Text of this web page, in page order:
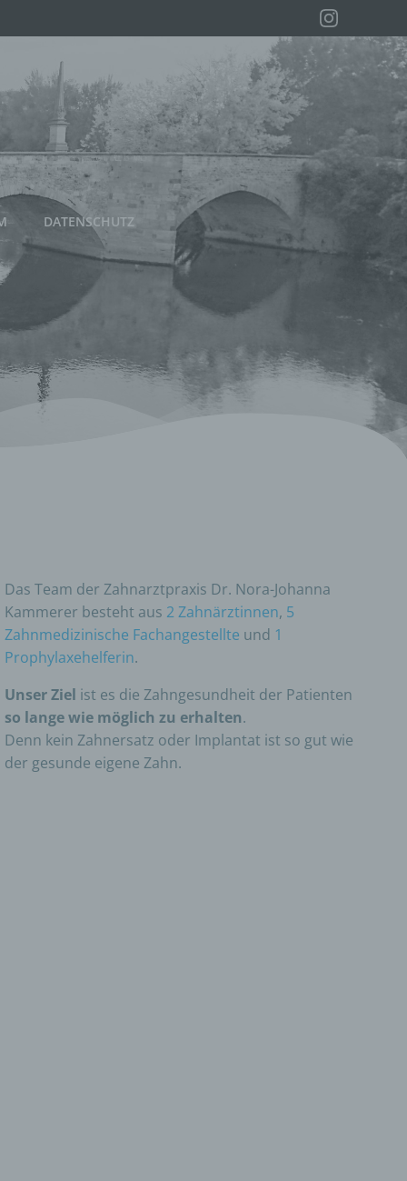
DATENSCHUTZ
Das Team der Zahnarztpraxis Dr. Nora-Johanna
Kammerer besteht aus 2 Zahnärztinnen, 5
Zahnmedizinische Fachangestellte und 1
Prophylaxehelferin.
Unser Ziel ist es die Zahngesundheit der Patienten
so lange wie möglich zu erhalten.
Denn kein Zahnersatz oder Implantat ist so gut wie
der gesunde eigene Zahn.